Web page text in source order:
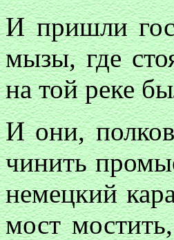
И пришли
мызы, где
на той реке
И они,
чинить
немецкий
мост